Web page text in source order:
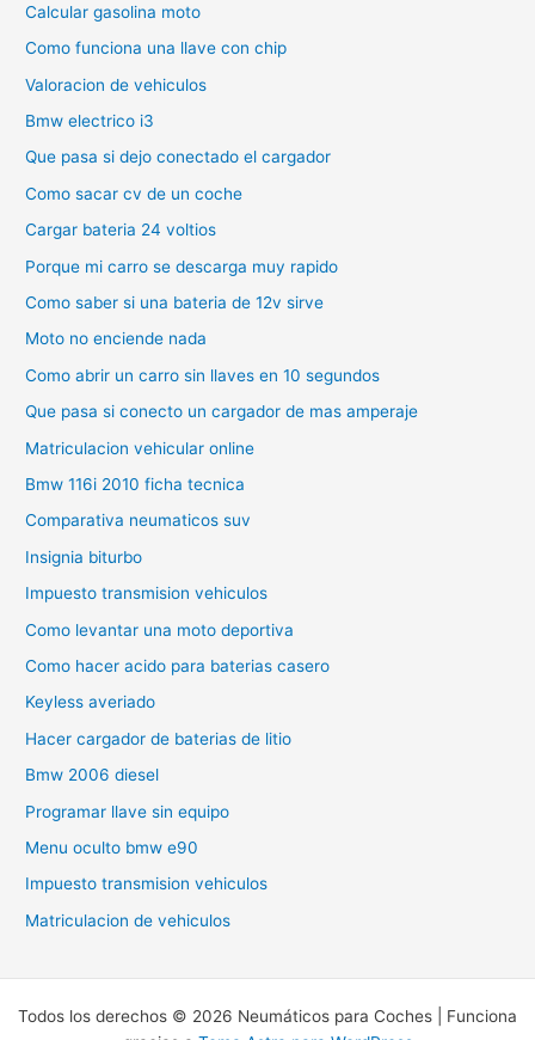
Calcular gasolina moto
Como funciona una llave con chip
Valoracion de vehiculos
Bmw electrico i3
Que pasa si dejo conectado el cargador
Como sacar cv de un coche
Cargar bateria 24 voltios
Porque mi carro se descarga muy rapido
Como saber si una bateria de 12v sirve
Moto no enciende nada
Como abrir un carro sin llaves en 10 segundos
Que pasa si conecto un cargador de mas amperaje
Matriculacion vehicular online
Bmw 116i 2010 ficha tecnica
Comparativa neumaticos suv
Insignia biturbo
Impuesto transmision vehiculos
Como levantar una moto deportiva
Como hacer acido para baterias casero
Keyless averiado
Hacer cargador de baterias de litio
Bmw 2006 diesel
Programar llave sin equipo
Menu oculto bmw e90
Impuesto transmision vehiculos
Matriculacion de vehiculos
Todos los derechos © 2026 Neumáticos para Coches | Funciona